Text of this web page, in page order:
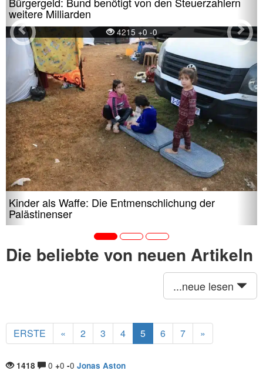
weitere Milliarden
4215 +0 -0
Kinder als Waffe: Die Entmenschlichung der
Palästinenser
Die beliebte von neuen Artikeln
...neue lesen
ERSTE « 2 3 4 5 6 7 »
1418 0 +0 -0 Jonas Aston